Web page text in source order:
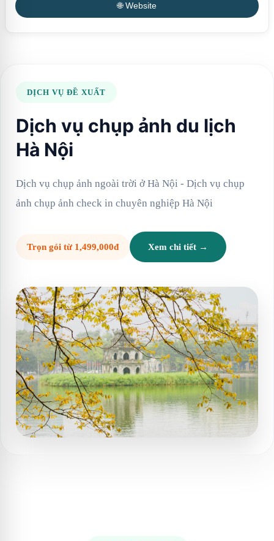
🌐 Website
DỊCH VỤ ĐỀ XUẤT
Dịch vụ chụp ảnh du lịch
Hà Nội
Dịch vụ chụp ảnh ngoài trời ở Hà Nội - Dịch vụ chụp
ảnh chụp ảnh check in chuyên nghiệp Hà Nội
Trọn gói từ 1,499,000đ Xem chi tiết →